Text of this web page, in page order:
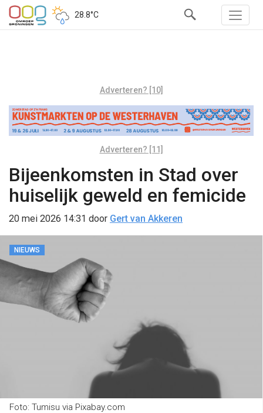
28.8°C
Adverteren? [10]
Adverteren? [11]
Bijeenkomsten in Stad over
huiselijk geweld en femicide
20 mei 2026 14:31 door Gert van Akkeren
NIEUWS
Foto: Tumisu via Pixabay.com